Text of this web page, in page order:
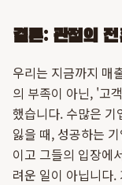
결론: 관점의
우리는 지금까지 매
의 부족이 아닌, '고
했습니다. 수많은 기
잃을 때, 성공하는
이고 그들의 입장에
려운 일이 아닙니다